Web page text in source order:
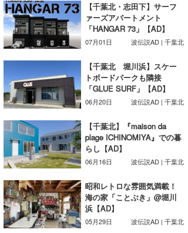
【千葉北・志田下】サーフ
ァーズアパートメント
「HANGAR 73」【AD】
07月01日 波伝説AD | 千葉北
【千葉北 堀川浜】スケー
トボードパークも隣接
「GLUE SURF」【AD】
06月20日 波伝説AD | 千葉北
【千葉北】『maison da
plage ICHINOMIYA』での暮
らし【AD】
06月16日 波伝説AD | 千葉北
昭和レトロな雰囲気満載！
海の家「ことぶき」@堀川
浜【AD】
05月29日 波伝説AD | 千葉北
ハンマー
まっきー
三輪予報士
小川予報士
上田純子
上條将美
唐澤予報士
SancheZ
ゴン
米山予報士